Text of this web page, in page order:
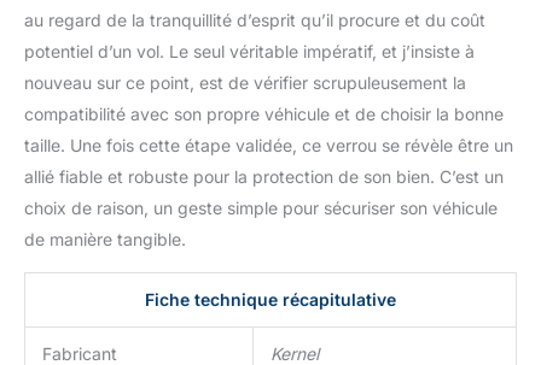
au regard de la tranquillité d’esprit qu’il procure et du coût
potentiel d’un vol. Le seul véritable impératif, et j’insiste à
nouveau sur ce point, est de vérifier scrupuleusement la
compatibilité avec son propre véhicule et de choisir la bonne
taille. Une fois cette étape validée, ce verrou se révèle être un
allié fiable et robuste pour la protection de son bien. C’est un
choix de raison, un geste simple pour sécuriser son véhicule
de manière tangible.
Fiche technique récapitulative
Fabricant Kernel